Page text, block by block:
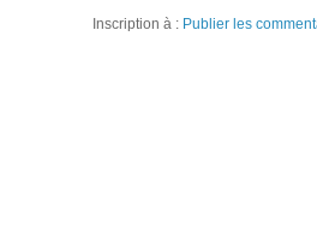
Inscription à : Publier les